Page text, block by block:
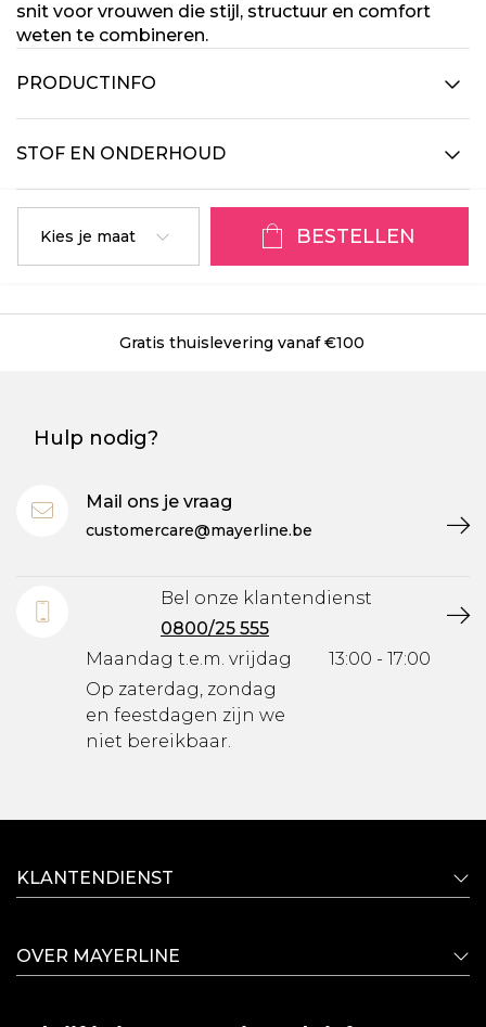
snit voor vrouwen die stijl, structuur en comfort
weten te combineren.
PRODUCTINFO
STOF EN ONDERHOUD
Kies je maat BESTELLEN
Gratis thuislevering vanaf €100
Hulp nodig?
Mail ons je vraag
customercare@mayerline.be
Bel onze klantendienst
0800/25 555
Maandag t.e.m. vrijdag
Op zaterdag, zondag
en feestdagen zijn we
niet bereikbaar.
13:00 - 17:00
KLANTENDIENST
OVER MAYERLINE